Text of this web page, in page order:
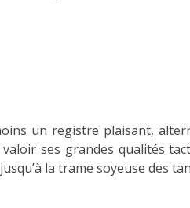
un registre plaisant,
ses grandes qualités
la trame soyeuse des